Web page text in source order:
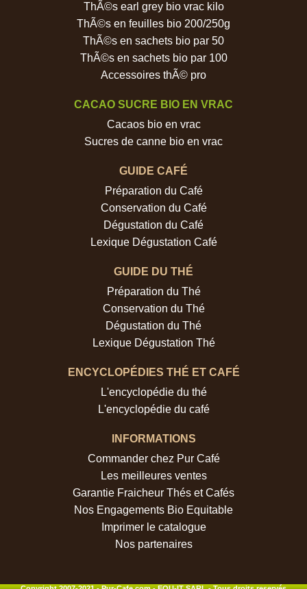
ThÃ©s earl grey bio vrac kilo
ThÃ©s en feuilles bio 200/250g
ThÃ©s en sachets bio par 50
ThÃ©s en sachets bio par 100
Accessoires thÃ© pro
CACAO SUCRE BIO EN VRAC
Cacaos bio en vrac
Sucres de canne bio en vrac
GUIDE CAFÉ
Préparation du Café
Conservation du Café
Dégustation du Café
Lexique Dégustation Café
GUIDE DU THÉ
Préparation du Thé
Conservation du Thé
Dégustation du Thé
Lexique Dégustation Thé
ENCYCLOPÉDIES THÉ ET CAFÉ
L'encyclopédie du thé
L'encyclopédie du café
INFORMATIONS
Commander chez Pur Café
Les meilleures ventes
Garantie Fraicheur Thés et Cafés
Nos Engagements Bio Equitable
Imprimer le catalogue
Nos partenaires